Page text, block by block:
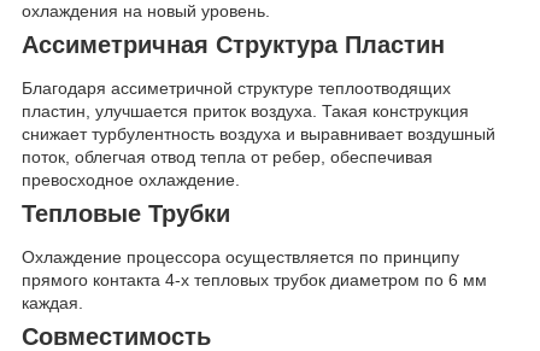
охлаждения на новый уровень.
Ассиметричная Структура Пластин
Благодаря ассиметричной структуре теплоотводящих
пластин, улучшается приток воздуха. Такая конструкция
снижает турбулентность воздуха и выравнивает воздушный
поток, облегчая отвод тепла от ребер, обеспечивая
превосходное охлаждение.
Тепловые Трубки
Охлаждение процессора осуществляется по принципу
прямого контакта 4-х тепловых трубок диаметром по 6 мм
каждая.
Совместимость